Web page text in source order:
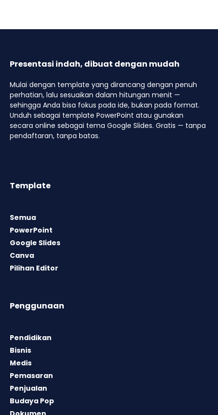
Presentasi indah, dibuat dengan mudah
Mulai dengan template yang dirancang dengan penuh
perhatian, lalu sesuaikan dalam hitungan menit —
sehingga Anda bisa fokus pada ide, bukan pada format.
Unduh sebagai template PowerPoint atau gunakan
secara online sebagai tema Google Slides. Gratis — tanpa
pendaftaran, tanpa batas.
Template
Semua
PowerPoint
Google Slides
Canva
Pilihan Editor
Penggunaan
Pendidikan
Bisnis
Medis
Pemasaran
Penjualan
Budaya Pop